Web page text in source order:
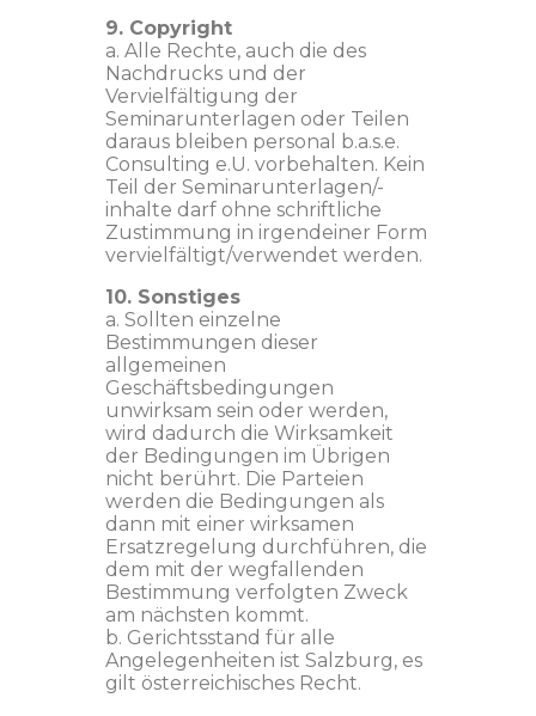
9. Copyright
a. Alle Rechte, auch die des
Nachdrucks und der
Vervielfältigung der
Seminarunterlagen oder Teilen
daraus bleiben personal b.a.s.e.
Consulting e.U. vorbehalten. Kein
Teil der Seminarunterlagen/-
inhalte darf ohne schriftliche
Zustimmung in irgendeiner Form
vervielfältigt/verwendet werden.
10. Sonstiges
a. Sollten einzelne
Bestimmungen dieser
allgemeinen
Geschäftsbedingungen
unwirksam sein oder werden,
wird dadurch die Wirksamkeit
der Bedingungen im Übrigen
nicht berührt. Die Parteien
werden die Bedingungen als
dann mit einer wirksamen
Ersatzregelung durchführen, die
dem mit der wegfallenden
Bestimmung verfolgten Zweck
am nächsten kommt.
b. Gerichtsstand für alle
Angelegenheiten ist Salzburg, es
gilt österreichisches Recht.